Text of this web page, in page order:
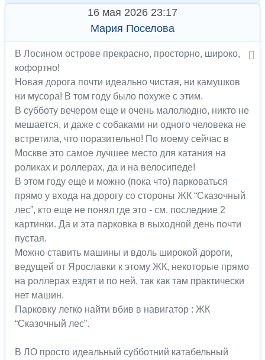
16 мая 2026 23:17
Мария Поселова
В Лосином острове прекрасно, просторно, широко,
кофортно!
Новая дорога почти идеально чистая, ни камушков
ни мусора! В том году было похуже с этим.
В субботу вечером еще и очень малолюдно, никто не
мешается, и даже с собаками ни одного человека не
встретила, что поразительно! По моему сейчас в
Москве это самое лучшее место для катания на
роликах и роллерах, да и на велосипеде!
В этом году еще и можно (пока что) парковаться
прямо у входа на дорогу со стороны ЖК “Сказочный
лес”, кто еще не понял где это - см. последние 2
картинки. Да и эта парковка в выходной день почти
пустая.
Можно ставить машины и вдоль широкой дороги,
ведущей от Ярославки к этому ЖК, некоторые прямо
на роллерах ездят и по ней, так как там практически
нет машин.
Парковку легко найти вбив в навигатор : ЖК
“Сказочный лес”.
В ЛО просто идеальный субботний катабельный